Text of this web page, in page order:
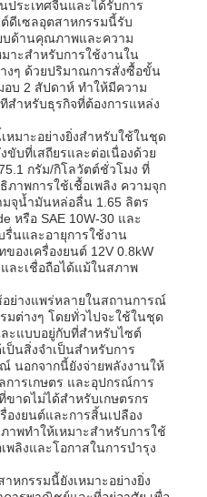
ประเทศจีนและได้รับการ
ดีเซลอุตสาหกรรมนี้รับ
บด้านคุณภาพและความ
าะสำหรับการใช้งานใน
งๆ ด้วยปริมาณการสั่งซื้อขั้น
อบ 2 สัปดาห์ ทำให้มีความ
ำหรับธุรกิจที่ต้องการแหล่ง
หมาะอย่างยิ่งสำหรับใช้ในชุด
ขับที่เสถียรและต่อเนื่องด้วย
กรัม/กิโลวัตต์ชั่วโมง ที่
าพการใช้เชื้อเพลิง ความจุก
มจุน้ำมันหล่อลื่น 1.65 ลิตร
หรือ SAE 10W-30 และ
รื่นและอายุการใช้งาน
องเครื่องยนต์ 12V 0.8kW
ละเชื่อถือได้แม้ในสภาพ
อย่างแพร่หลายในสถานการณ์
มต่างๆ โดยทั่วไปจะใช้ในชุด
ะแบบอยู่กับที่สำหรับไซต์
ป็นสิ่งจำเป็นสำหรับการ
นอกจากนี้ยังจ่ายพลังงานให้
การเกษตร และอุปกรณ์การ
าดไม่ได้สำหรับเกษตรกร
องยนต์และการสิ้นเปลือง
าพทำให้เหมาะสำหรับการใช้
พลิงและโอกาสในการบำรุง
หกรรมนี้ยังเหมาะอย่างยิ่ง